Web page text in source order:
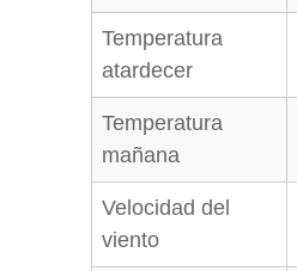
Temperatura
atardecer
Temperatura
mañana
Velocidad del
viento